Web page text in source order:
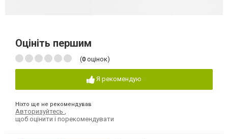
Оцініть першим
(0 оцінок)
Я рекомендую
Ніхто ще не рекомендував
Авторизуйтесь
щоб оцінити і порекомендувати